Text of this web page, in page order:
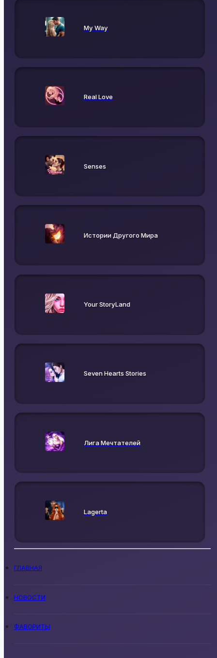
My Way
Real Love
Senses
Истории Другого Мира
Your StoryLand
Seven Hearts Stories
Лига Мечтателей
Lagerta
ГЛАВНАЯ
НОВОСТИ
ФАВОРИТЫ